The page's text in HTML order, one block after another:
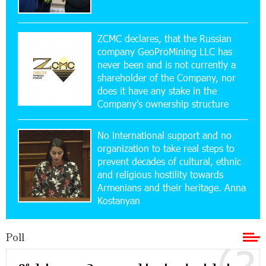
Bank for Consumers by Euromoney
11:36:50 17-07-2026
Ucom and Microsoft Innovation Center Help
School Students Build Cybersecurity Skills
12:45:18 16-07-2026
Ucom Supports Installation of 10 kW Solar Plant
in Shenavan, Lori
20:34:31 14-07-2026
Unibank to Raffle a Trip to Italy
ZCMC declares, that the Russian
company GeoProMining LLC has
never been and is not currently a
shareholder of the Company, nor
does it have any stake in the
Company's ownership structure
No international support and no
organization to take real steps to
prevent decades of cultural, ethnic
and religious hostility towards
Armenians and their heritage. Anna
Kostanyan
Poll